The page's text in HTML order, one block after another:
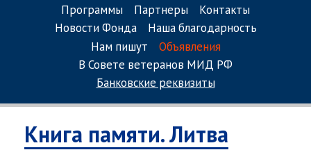
Программы
Партнеры
Контакты
Новости Фонда
Наша благодарность
Нам пишут
Объявления
В Совете ветеранов МИД РФ
Банковские реквизиты
Книга памяти. Литва